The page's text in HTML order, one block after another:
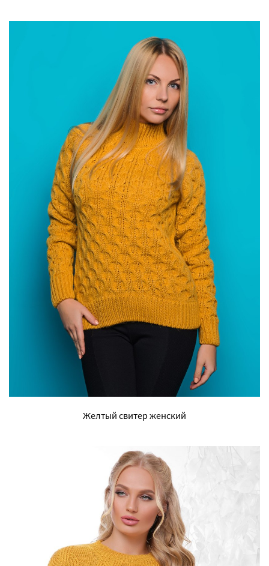
Желтый свитер женский